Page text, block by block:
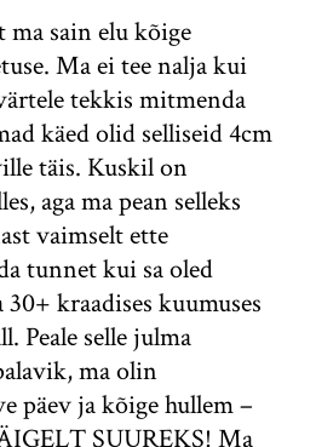
sain elu kõige
Ma ei tee nalja kui
tekkis mitmenda
käed olid selliseid 4cm
täis. Kuskil on
aga ma pean selleks
vaimselt ette
tunnet kui sa oled
kraadises kuumuses
Peale selle julma
ma olin
päev ja kõige hullem –
SUUREKS! Ma